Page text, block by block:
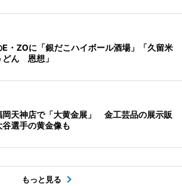
E・ZOに「銀だこハイボール酒場」「久留米
どん 恩想」
岡天神店で「大黄金展」 金工芸品の展示販
谷選手の黄金像も
もっと見る